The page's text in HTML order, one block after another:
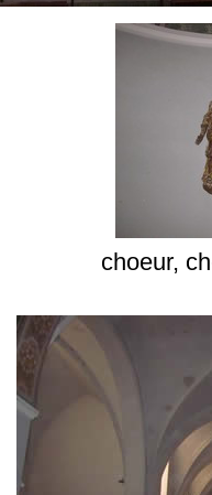
choeur,